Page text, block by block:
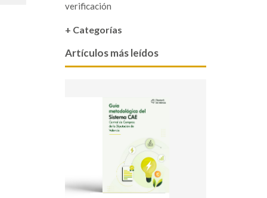
verificación
+ Categorías
Artículos más leídos